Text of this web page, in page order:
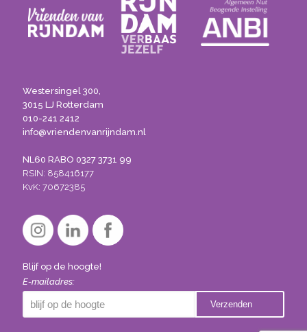
Westersingel 300,
3015 LJ Rotterdam
010-241 2412
info@vriendenvanrijndam.nl
NL60 RABO 0327 3731 99
RSIN: 858416177
KvK: 70672385
Blijf op de hoogte!
E-mailadres: